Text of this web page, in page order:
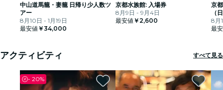
中山道馬籠・妻籠 日帰り少人数ツ
アー
8月10日 - 1月19日
最安値 ￥34,000
京都水族館: 入場券
8月9日 - 9月4日
最安値 ￥2,600
京
（
8月
最
アクティビティ すべて見る
- 20%